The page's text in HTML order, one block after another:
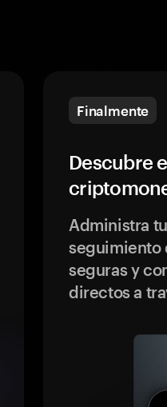
Finalmente
Descubre
Administra
seguimiento
seguras y
directos a